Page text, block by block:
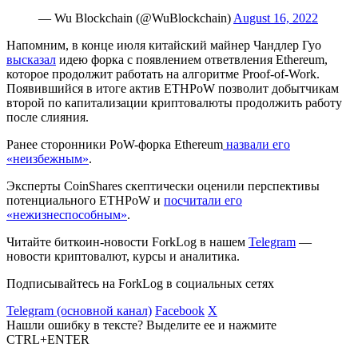
— Wu Blockchain (@WuBlockchain) August 16, 2022
Напомним, в конце июля китайский майнер Чандлер Гуо
высказал идею форка с появлением ответвления Ethereum,
которое продолжит работать на алгоритме Proof-of-Work.
Появившийся в итоге актив ETHPoW позволит добытчикам
второй по капитализации криптовалюты продолжить работу
после слияния.
Ранее сторонники PoW-форка Ethereum назвали его
«неизбежным».
Эксперты CoinShares скептически оценили перспективы
потенциального ETHPoW и посчитали его
«нежизнеспособным».
Читайте биткоин-новости ForkLog в нашем Telegram —
новости криптовалют, курсы и аналитика.
Подписывайтесь на ForkLog в социальных сетях
Telegram (основной канал) Facebook X
Нашли ошибку в тексте? Выделите ее и нажмите
CTRL+ENTER